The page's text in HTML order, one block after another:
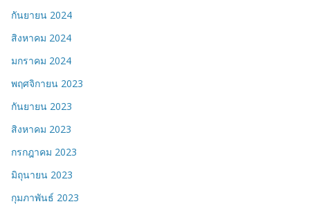
กันยายน 2024
สิงหาคม 2024
มกราคม 2024
พฤศจิกายน 2023
กันยายน 2023
สิงหาคม 2023
กรกฎาคม 2023
มิถุนายน 2023
กุมภาพันธ์ 2023